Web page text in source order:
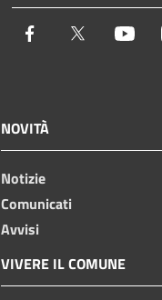
Facebook Twitter
NOVITÀ
Notizie
Comunicati
Avvisi
VIVERE IL COMUNE